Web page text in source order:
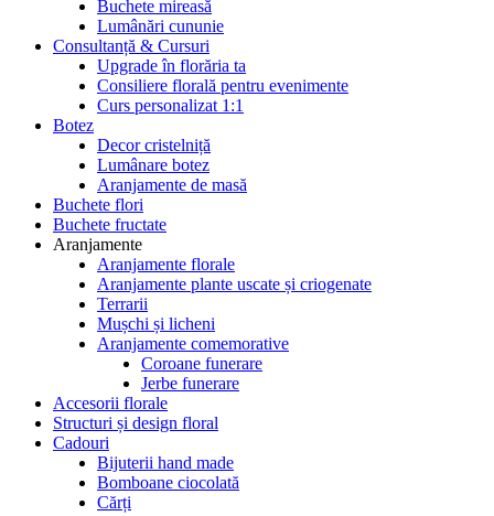
Buchete mireasă
Lumânări cununie
Consultanță & Cursuri
Upgrade în florăria ta
Consiliere florală pentru evenimente
Curs personalizat 1:1
Botez
Decor cristelniță
Lumânare botez
Aranjamente de masă
Buchete flori
Buchete fructate
Aranjamente
Aranjamente florale
Aranjamente plante uscate și criogenate
Terrarii
Mușchi și licheni
Aranjamente comemorative
Coroane funerare
Jerbe funerare
Accesorii florale
Structuri și design floral
Cadouri
Bijuterii hand made
Bomboane ciocolată
Cărți